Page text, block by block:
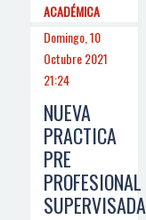
ACADÉMICA
Domingo, 10
Octubre 2021
21:24
NUEVA
PRACTICA
PRE
PROFESIONAL
SUPERVISADA